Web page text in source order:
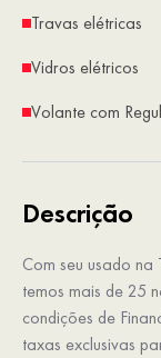
Travas elétricas
Vidros elétricos
Volante com
Descrição
Com seu usado
temos mais de 25
condições de
taxas exclusivas